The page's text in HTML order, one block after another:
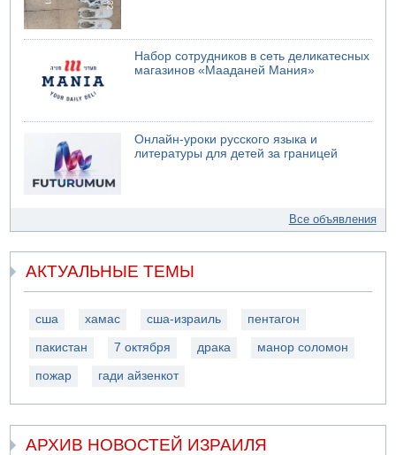
Набор сотрудников в сеть деликатесных
магазинов «Мааданей Мания»
Онлайн-уроки русского языка и
литературы для детей за границей
Все объявления
АКТУАЛЬНЫЕ ТЕМЫ
сша хамас сша-израиль пентагон
пакистан 7 октября драка манор соломон
пожар гади айзенкот
АРХИВ НОВОСТЕЙ ИЗРАИЛЯ